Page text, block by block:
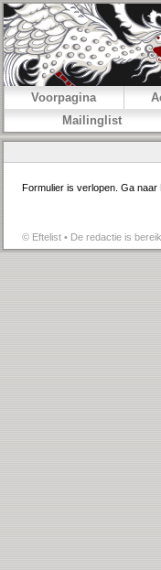
Voorpagina
Mailinglist
Formulier is verlopen. Ga naar
© Eftelist • De redactie is